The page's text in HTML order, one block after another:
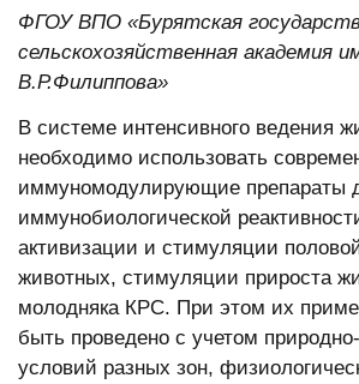
ФГОУ ВПО «Бурятская
сельскохозяйственная академия
В.Р.Филиппова»
В системе интенсивного ведения
необходимо использовать
иммуномодулирующие препараты
иммунобиологической
активизации и стимуляции
животных, стимуляции прироста
молодняка КРС. При этом их
быть проведено с учетом
условий разных зон,